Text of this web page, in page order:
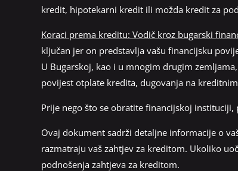
kredit, hipotekarni kredit ili možda kredit za
Koraci prema kreditu: Vodič kroz bugarski
ključan jer on predstavlja vašu financijsku
U Bugarskoj, kao i u mnogim drugim
povijest otplate kredita, dugovanja na
Prije nego što se obratite financijskoj
Ovaj dokument sadrži detaljne informacije o
razmatraju vaš zahtjev za kreditom. Ukoliko
podnošenja zahtjeva za kreditom.